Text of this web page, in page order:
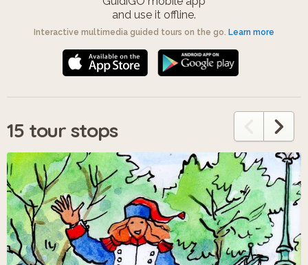
and use it offline.
Interactive multimedia guided tours on the go. Learn more
15 tour stops